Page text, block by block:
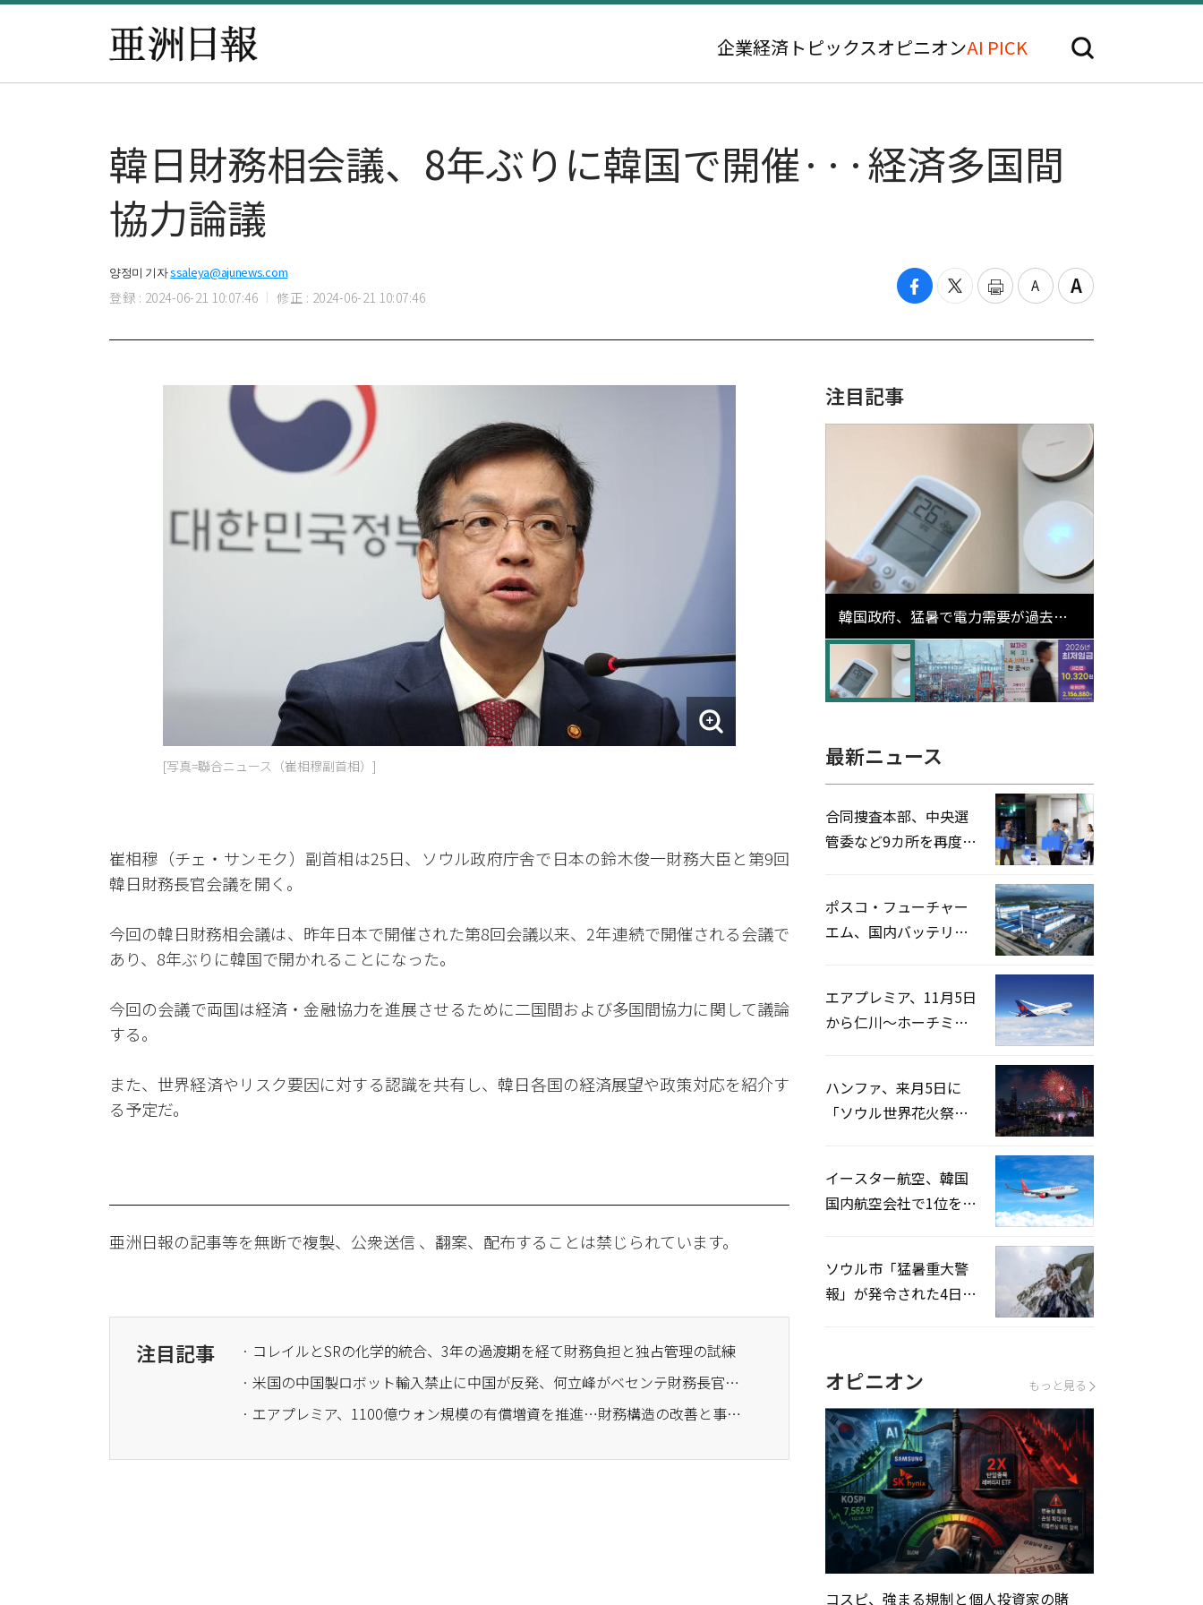
企業経済 トピックスオピニオンAI PICK
韓日財務相会議、8年ぶりに韓国で開催···経済多国間
協力論議
양정미 기자ssaleya@ajunews.com
登録 : 2024-06-21 10:07:46 修正 : 2024-06-21 10:07:46
[写真=聯合ニュース（崔相穆副首相）]
崔相穆（チェ・サンモク）副首相は25日、ソウル政府庁舎で日本の鈴木俊一財務大臣と第9回
韓日財務長官会議を開く。
今回の韓日財務相会議は、昨年日本で開催された第8回会議以来、2年連続で開催される会議で
あり、8年ぶりに韓国で開かれることになった。
今回の会議で両国は経済・金融協力を進展させるために二国間および多国間協力に関して議論
する。
また、世界経済やリスク要因に対する認識を共有し、韓日各国の経済展望や政策対応を紹介す
る予定だ。
亜洲日報の記事等を無断で複製、公衆送信 、翻案、配布することは禁じられています。
注目記事
· コレイルとSRの化学的統合、3年の過渡期を経て財務負担と独占管理の試練
· 米国の中国製ロボット輸入禁止に中国が反発、何立峰がベセンテ財務長官に強い遺憾を表明
· エアプレミア、1100億ウォン規模の有償増資を推進…財務構造の改善と事業基盤の強化へ
注目記事
韓国政府、猛暑で電力需要が過去最
高更新の可能性に需給対応体制を点
検
最新ニュース
合同捜査本部、中央選
管委など9カ所を再度家
ポスコ・フューチャー
エム、国内バッテリー
エアプレミア、11月5日
から仁川〜ホーチミン
ハンファ、来月5日に
「ソウル世界花火祭り
イースター航空、韓国
国内航空会社で1位を記
ソウル市「猛暑重大警
報」が発令された4日、
オピニオン もっと見る
コスピ、強まる規制と個人投資家の賭